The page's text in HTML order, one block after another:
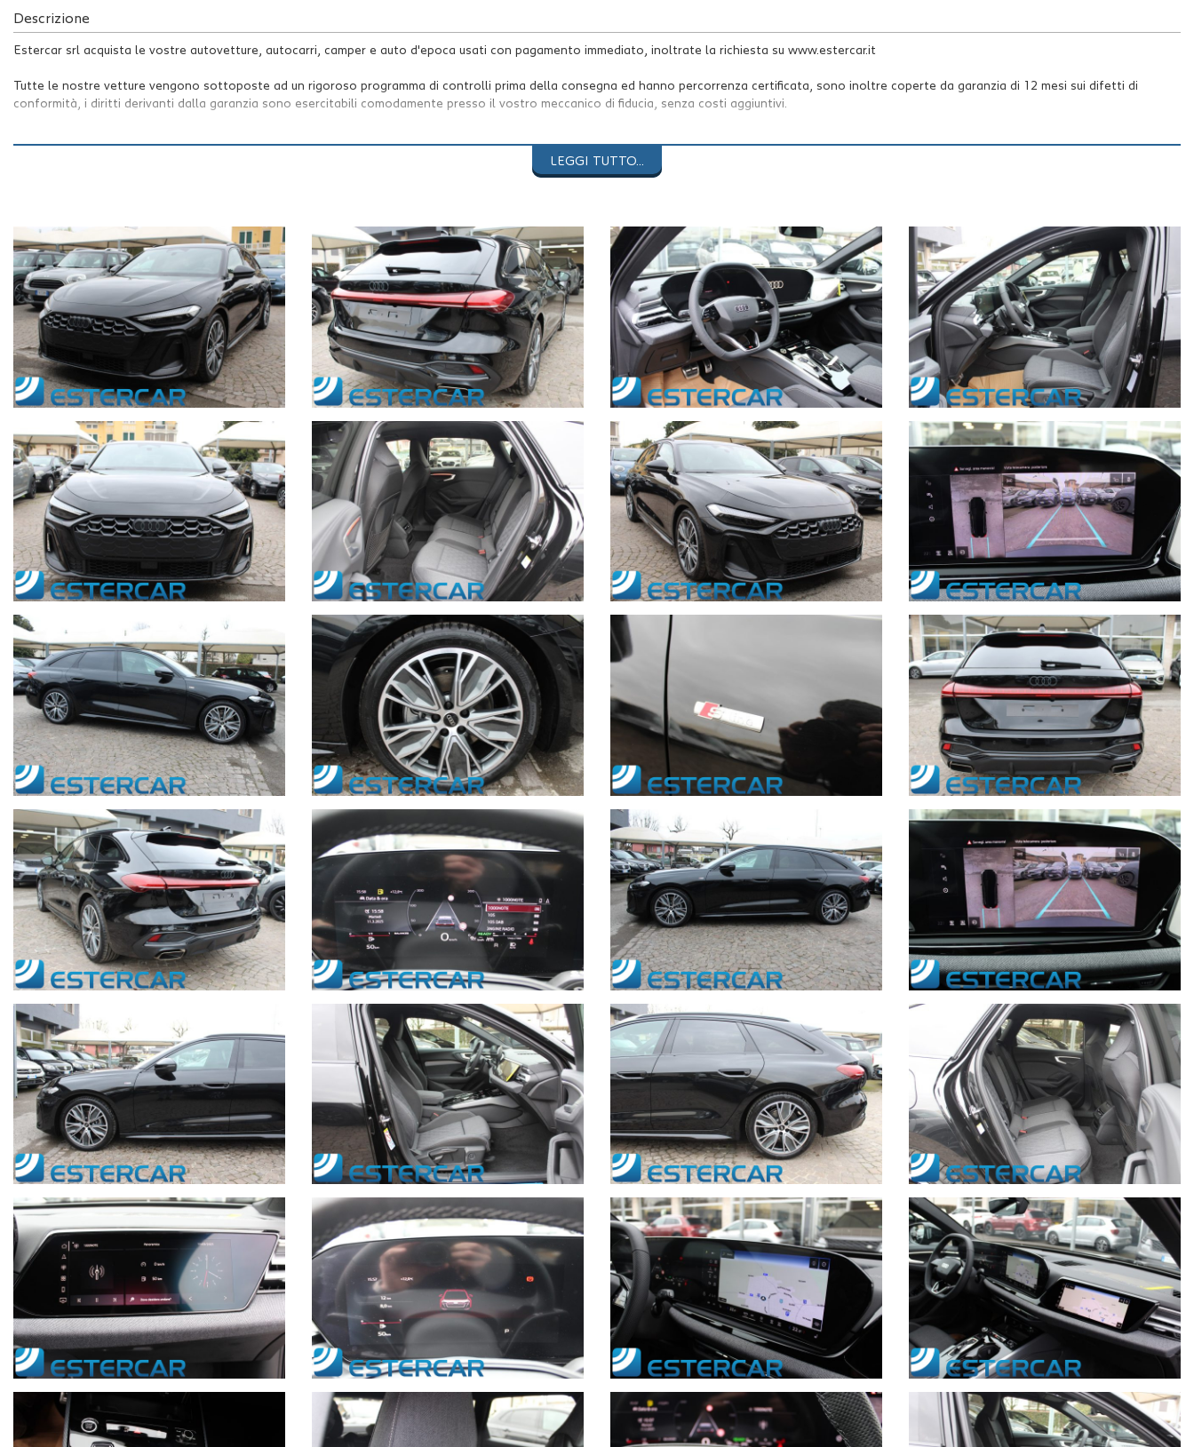
Descrizione
Estercar srl acquista le vostre autovetture, autocarri, camper e auto d'epoca usati con pagamento immediato, inoltrate la richiesta su www.estercar.it
Tutte le nostre vetture vengono sottoposte ad un rigoroso programma di controlli prima della consegna ed hanno percorrenza certificata, sono inoltre coperte da garanzia di 12 mesi sui difetti di
conformità, i diritti derivanti dalla garanzia sono esercitabili comodamente presso il vostro meccanico di fiducia, senza costi aggiuntivi.
offrire un servizio di qualità vi consigliamo di contattarci preventivamente per verificare l’esattezza dei dati inseriti nell’annuncio e la disponibilità dell’autovettura. Estercar srl declina ogni responsabilità
Il prezzo indicato è da ritenersi IVA inclusa (ove non diversamente specificato).
In caso di sola vendita e/o permuta, indicare: marca, modello, colore, mese ed anno di immatricolazione, chilometri, accessori principali, cambio e stato della vettura.
Ulteriori informazioni su www.estercar.it
LEGGI TUTTO...